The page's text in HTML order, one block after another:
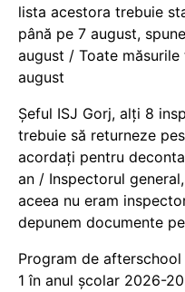
lista acestora trebuie
până pe 7 august,
august / Toate
august
Șeful ISJ Gorj, alți 8
trebuie să returneze
acordați pentru
an / Inspectorul
aceea nu eram
depunem documente
Program de
1 în anul școlar 2026-